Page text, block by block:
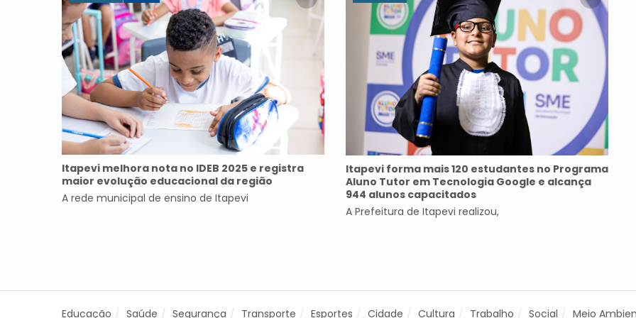
Itapevi melhora nota no IDEB 2025 e registra
maior evolução educacional da região
A rede municipal de ensino de Itapevi
Itapevi forma mais 120 estudantes no Programa
Aluno Tutor em Tecnologia Google e alcança
944 alunos capacitados
A Prefeitura de Itapevi realizou,
Educação Saúde Segurança Transporte Esportes Cidade Cultura Trabalho Social Meio